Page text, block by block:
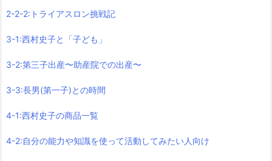
2-2-2:トライアスロン挑戦記
3-1:西村史子と「子ども」
3-2:第三子出産〜助産院での出産〜
3-3:長男(第一子)との時間
4-1:西村史子の商品一覧
4-2:自分の能力や知識を使って活動してみたい人向け